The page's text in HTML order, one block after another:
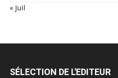
« Juil
SÉLECTION DE L'EDITEUR